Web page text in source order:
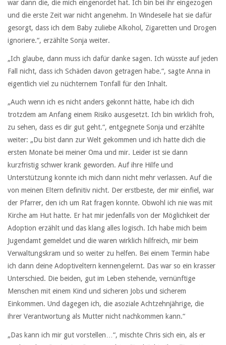
war dann die, die mich eingenordet hat. Ich bin bei ihr eingezogen
und die erste Zeit war nicht angenehm. In Windeseile hat sie dafür
gesorgt, dass ich dem Baby zuliebe Alkohol, Zigaretten und Drogen
ignoriere.“, erzählte Sonja weiter.
„Ich glaube, dann muss ich dafür danke sagen. Ich wüsste auf jeden
Fall nicht, dass ich Schäden davon getragen habe.“, sagte Anna in
eigentlich viel zu nüchternem Tonfall für den Inhalt.
„Auch wenn ich es nicht anders gekonnt hätte, habe ich dich
trotzdem am Anfang einem Risiko ausgesetzt. Ich bin wirklich froh,
zu sehen, dass es dir gut geht.“, entgegnete Sonja und erzählte
weiter: „Du bist dann zur Welt gekommen und ich hatte dich die
ersten Monate bei meiner Oma und mir. Leider ist sie dann
kurzfristig schwer krank geworden. Auf ihre Hilfe und
Unterstützung konnte ich mich dann nicht mehr verlassen. Auf die
von meinen Eltern definitiv nicht. Der erstbeste, der mir einfiel, war
der Pfarrer, den ich um Rat fragen konnte. Obwohl ich nie was mit
Kirche am Hut hatte. Er hat mir jedenfalls von der Möglichkeit der
Adoption erzählt und das klang alles logisch. Ich habe mich beim
Jugendamt gemeldet und die waren wirklich hilfreich, mir beim
Verwaltungskram und so weiter zu helfen. Bei einem Termin habe
ich dann deine Adoptiveltern kennengelernt. Das war so ein krasser
Unterschied. Die beiden, gut im Leben stehende, vernünftige
Menschen mit einem Kind und sicheren Jobs und sicherem
Einkommen. Und dagegen ich, die asoziale Achtzehnjährige, die
ihrer Verantwortung als Mutter nicht nachkommen kann.“
„Das kann ich mir gut vorstellen…“, mischte Chris sich ein, als er